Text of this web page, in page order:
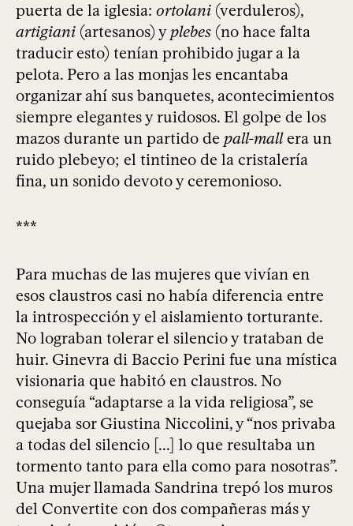
puerta de la iglesia: ortolani (verduleros),
artigiani (artesanos) yplebes (no hace falta
traducir esto) tenían prohibido jugar a la
pelota. Pero a las monjas les encantaba
organizar ahí sus banquetes, acontecimientos
siempre elegantes y ruidosos. El golpe de los
mazos durante un partido de pall-mallera un
ruido plebeyo; el tintineo de la cristalería
fina, un sonido devoto y ceremonioso.
***
Para muchas de las mujeres que vivían en
esos claustros casi no había diferencia entre
la introspección y el aislamiento torturante.
No lograban tolerar el silencio y trataban de
huir. Ginevra di Baccio Perini fue una mística
visionaria que habitó en claustros. No
conseguía “adaptarse a la vida religiosa”, se
quejaba sor Giustina Niccolini, y “nos privaba
a todas del silencio [...] lo que resultaba un
tormento tanto para ella como para nosotras”.
Una mujer llamada Sandrina trepó los muros
del Convertite con dos compañeras más y